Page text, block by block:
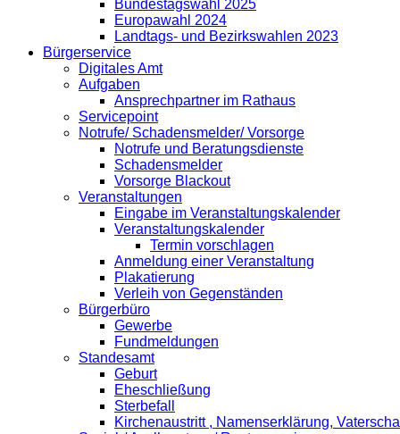
Bundestagswahl 2025
Europawahl 2024
Landtags- und Bezirkswahlen 2023
Bürgerservice
Digitales Amt
Aufgaben
Ansprechpartner im Rathaus
Servicepoint
Notrufe/ Schadensmelder/ Vorsorge
Notrufe und Beratungsdienste
Schadensmelder
Vorsorge Blackout
Veranstaltungen
Eingabe im Veranstaltungskalender
Veranstaltungskalender
Termin vorschlagen
Anmeldung einer Veranstaltung
Plakatierung
Verleih von Gegenständen
Bürgerbüro
Gewerbe
Fundmeldungen
Standesamt
Geburt
Eheschließung
Sterbefall
Kirchenaustritt , Namenserklärung,